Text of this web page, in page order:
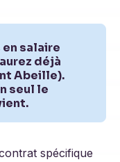
en salaire
déjà
Abeille).
seul le
spécifique